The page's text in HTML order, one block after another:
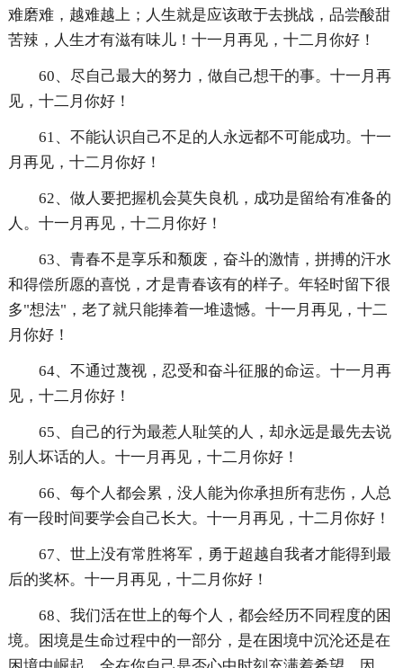
难磨难，越难越上；人生就是应该敢于去挑战，品尝酸甜
苦辣，人生才有滋有味儿！十一月再见，十二月你好！
60、尽自己最大的努力，做自己想干的事。十一月再
见，十二月你好！
61、不能认识自己不足的人永远都不可能成功。十一
月再见，十二月你好！
62、做人要把握机会莫失良机，成功是留给有准备的
人。十一月再见，十二月你好！
63、青春不是享乐和颓废，奋斗的激情，拼搏的汗水
和得偿所愿的喜悦，才是青春该有的样子。年轻时留下很
多"想法"，老了就只能捧着一堆遗憾。十一月再见，十二
月你好！
64、不通过蔑视，忍受和奋斗征服的命运。十一月再
见，十二月你好！
65、自己的行为最惹人耻笑的人，却永远是最先去说
别人坏话的人。十一月再见，十二月你好！
66、每个人都会累，没人能为你承担所有悲伤，人总
有一段时间要学会自己长大。十一月再见，十二月你好！
67、世上没有常胜将军，勇于超越自我者才能得到最
后的奖杯。十一月再见，十二月你好！
68、我们活在世上的每个人，都会经历不同程度的困
境。困境是生命过程中的一部分，是在困境中沉沦还是在